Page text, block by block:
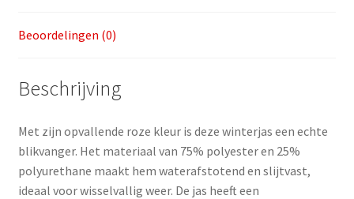
Beoordelingen (0)
Beschrijving
Met zijn opvallende roze kleur is deze winterjas een echte
blikvanger. Het materiaal van 75% polyester en 25%
polyurethane maakt hem waterafstotend en slijtvast,
ideaal voor wisselvallig weer. De jas heeft een